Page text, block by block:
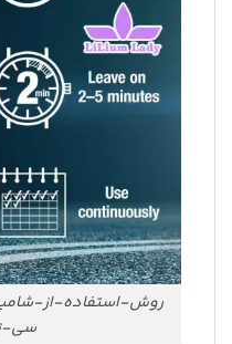
روش-استفاده-از-
سی-